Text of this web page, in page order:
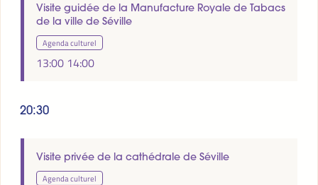
Visite guidée de la Manufacture Royale de Tabacs
de la ville de Séville
Agenda culturel
13:00 14:00
20:30
Visite privée de la cathédrale de Séville
Agenda culturel